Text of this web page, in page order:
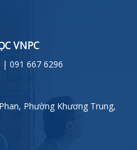
VNPC
091 667 6296
Phường Khương Trung,